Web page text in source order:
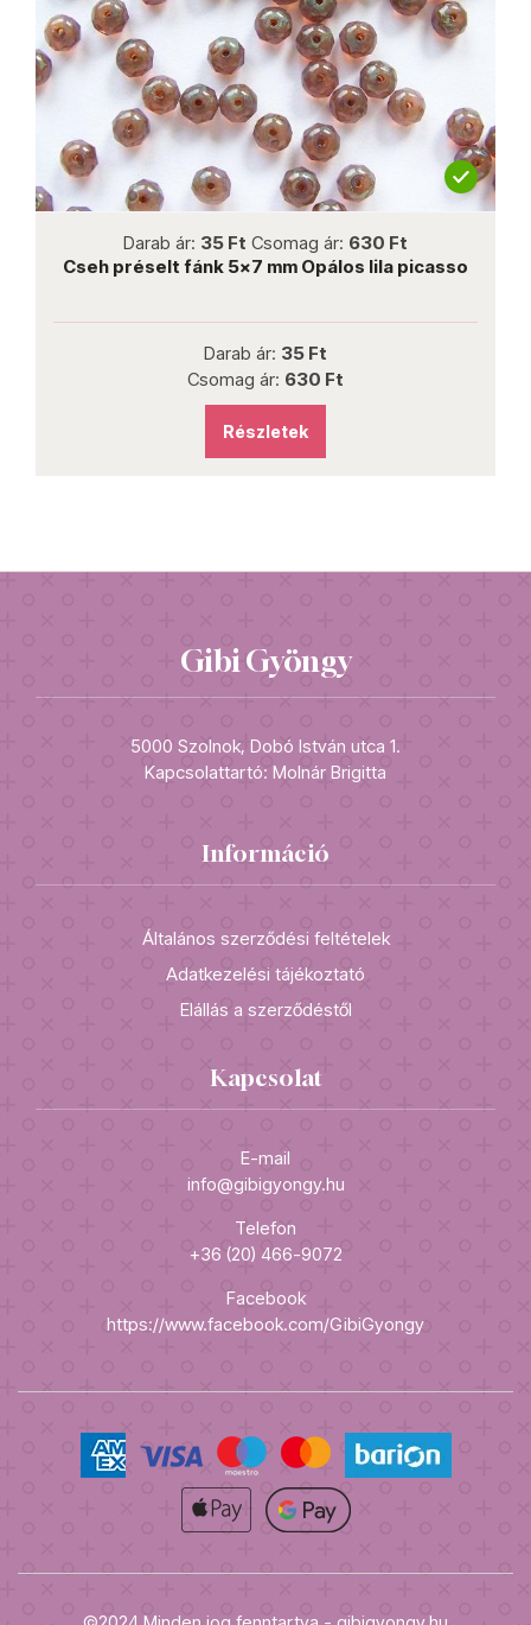
Darab ár: 35 Ft Csomag ár: 630 Ft
Cseh préselt fánk 5x7 mm Opálos lila picasso
Darab ár: 35 Ft
Csomag ár: 630 Ft
Részletek
Gibi Gyöngy
5000 Szolnok, Dobó István utca 1.
Kapcsolattartó: Molnár Brigitta
Információ
Általános szerződési feltételek
Adatkezelési tájékoztató
Elállás a szerződéstől
Kapcsolat
E-mail
info@gibigyongy.hu
Telefon
+36 (20) 466-9072
Facebook
https://www.facebook.com/GibiGyongy